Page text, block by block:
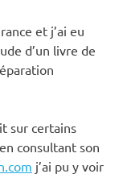
et j’ai eu
d’un livre de
sur certains
consultant son
j’ai pu y voir